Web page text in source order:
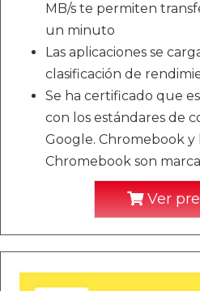
MB/s te permiten
un minuto
Las aplicaciones se
clasificación de
Se ha certificado que
con los estándares de
Google. Chromebook y
Chromebook son
Ver